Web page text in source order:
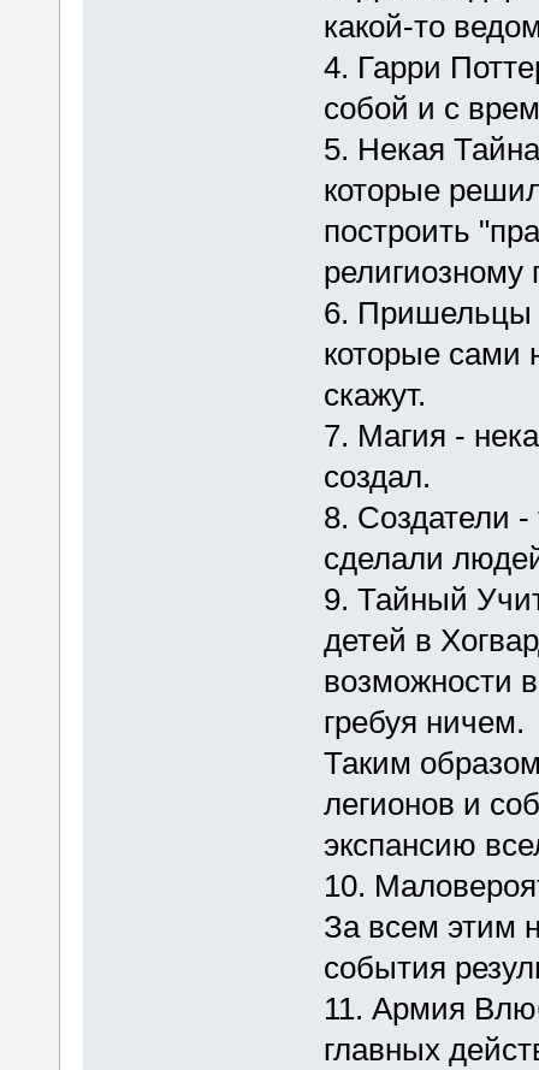
какой-то
4. Гарри
собой и с
5. Некая
которые
построить
религиозному
6. Пришельцы
которые сами
скажут.
7. Магия -
создал.
8. Создатели -
сделали
9. Тайный
детей в
возможности
гребуя ничем.
Таким
легионов и
экспансию
10.
За всем этим
события
11. Армия
главных